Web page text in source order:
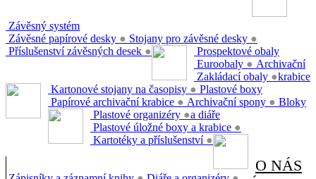
Závěsný systém
Závěsné papírové desky ● Stojany pro závěsné desky ●
Příslušenství závěsných desek ●
Prospektové obaly
Euroobaly ●
Zakládací obaly ●
Archivační
krabice
Kartonové stojany na časopisy ●
Papírové archivační krabice ● Archivační spony ●
Plastové boxy
Plastové organizéry ●
Plastové úložné boxy a krabice ●
Kartotéky a příslušenství ●
Bloky
a diáře
O NÁS